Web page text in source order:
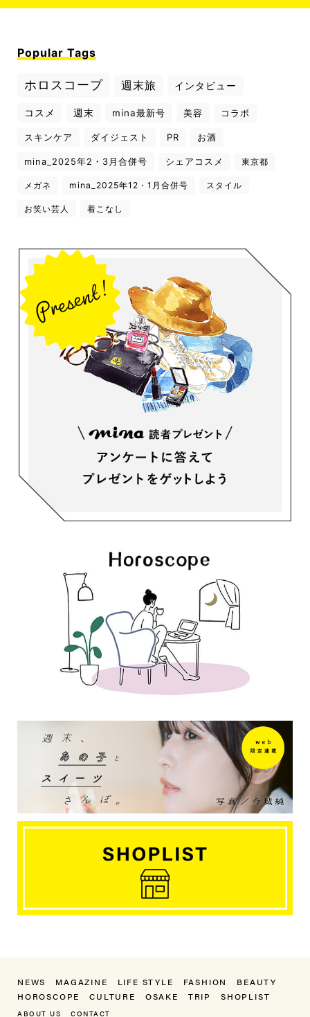
Popular Tags
ホロスコープ 週末旅 インタビュー
コスメ 週末 mina最新号 美容 コラボ
スキンケア ダイジェスト PR お酒
mina_2025年2・3月合併号 シェアコスメ 東京都
メガネ mina_2025年12・1月合併号 スタイル
お笑い芸人 着こなし
NEWS MAGAZINE LIFE STYLE FASHION
BEAUTY
HOROSCOPE
CULTURE OSAKE TRIP SHOPLIST
ABOUT US CONTACT